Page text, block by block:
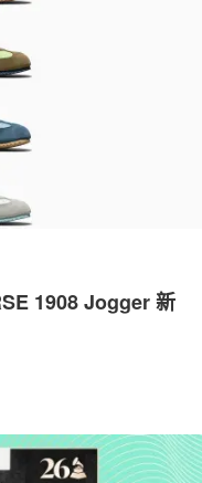
1908 Jogger 新